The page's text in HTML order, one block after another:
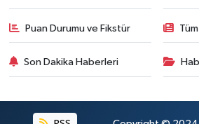
Puan Durumu ve Fikstür
Son Dakika Haberleri